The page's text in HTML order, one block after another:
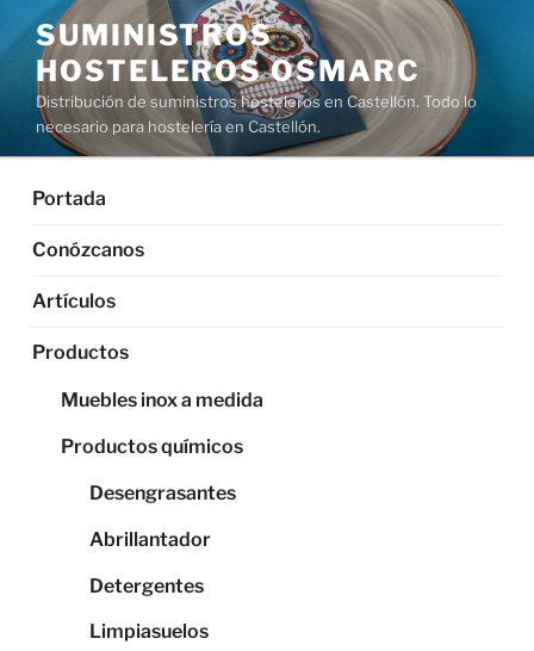
Saltar
al
contenido
SUMINISTROS
HOSTELEROS OSMARC
Distribución de suministros hosteleros en Castellón. Todo lo
necesario para hostelería en Castellón.
Portada
Conózcanos
Artículos
Productos
Muebles inox a medida
Productos químicos
Desengrasantes
Abrillantador
Detergentes
Limpiasuelos